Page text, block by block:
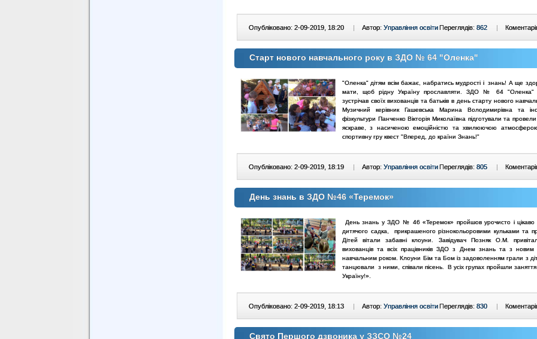
Опубліковано: 2-09-2019, 18:20 | Автор: Управління освітиПереглядів: 862 |
Старт нового навчального року в ЗДО № 64 "Оленка"
"Оленка" дітям всім бажає, набратись мудрості і знань! А ще
мати, щоб рідну Україну прославляти. ЗДО № 64 "Оленка"
зустрічав своїх вихованців та батьків в день старту нового
Музичний керівник Гашевська Марина Володимирівна та
фізкультури Панченко Вікторія Миколаївна підготували та
яскраве, з насиченою емоційністю та хвилюючою
спортивну гру квест "Вперед, до країни Знань!"
Опубліковано: 2-09-2019, 18:19 | Автор: Управління освітиПереглядів: 805 |
День знань в ЗДО №46 «Теремок»
День знань у ЗДО № 46 «Теремок» пройшов урочисто і цікаво
дитячого садка, прикрашеного різнокольоровими кульками та
Дітей вітали забавні клоуни. Завідувач Позняк О.М.
вихованців та всіх працівників ЗДО з Днем знань та з новим
навчальним роком. Клоуни Бім та Бом із задоволенням грали з
танцювали з ними, співали пісень. В усіх групах пройшли
Україну!».
Опубліковано: 2-09-2019, 18:13 | Автор: Управління освітиПереглядів: 830 |
Свято Першого дзвоника у ЗЗСО №24